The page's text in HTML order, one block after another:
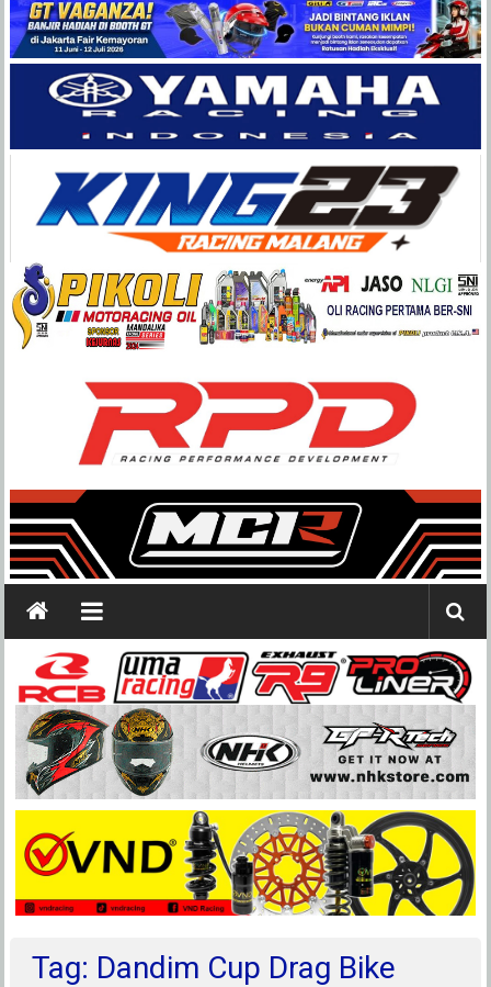
Balap
Paling
Lengkap
Tag: Dandim Cup Drag Bike